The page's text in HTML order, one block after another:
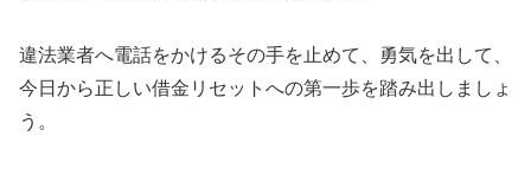
違法業者へ電話をかけるその手を止めて、勇気を出して、
今日から正しい借金リセットへの第一歩を踏み出しましょ
う。